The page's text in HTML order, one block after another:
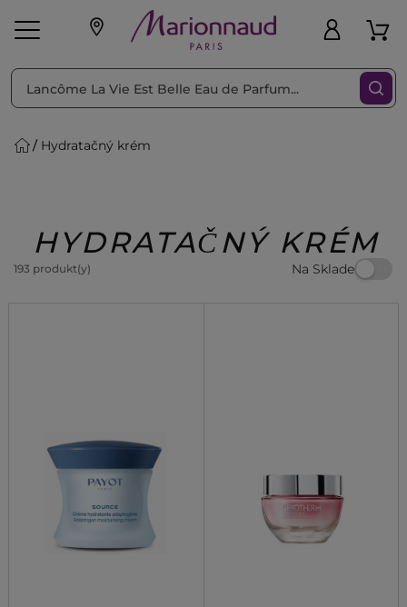
pleť Líčenie
Beauty Zl'avy
Hydratačný krém
HYDRATAČNÝ KRÉM
193 produkt(y) Na Sklade
Triediť podľa Filtrovať